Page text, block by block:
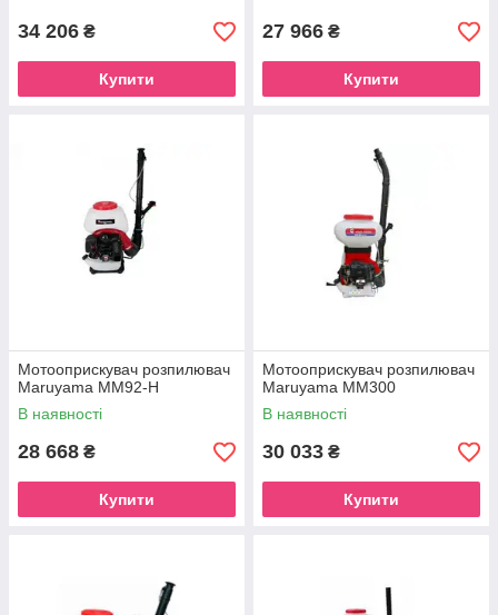
34 206 ₴
Купити
27 966 ₴
Купити
Мотооприскувач розпилювач
Maruyama MM92-H
В наявності
28 668 ₴
Купити
Мотооприскувач розпилювач
Maruyama MM300
В наявності
30 033 ₴
Купити